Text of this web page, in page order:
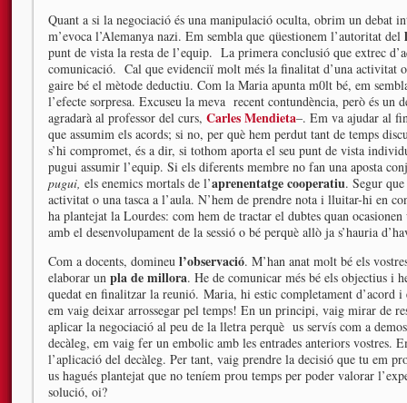
Quant a si la negociació és una manipulació oculta, obrim un debat
m’evoca l’Alemanya nazi. Em sembla que qüestionem l’autoritat del
punt de vista la resta de l’equip. La primera conclusió que extrec
comunicació. Cal que evidenciï molt més la finalitat d’una activitat
gaire bé el mètode deductiu. Com la Maria apunta m0lt bé, em
l’efecte sorpresa. Excuseu la meva recent contundència, però és un
agradarà al professor del curs, Carles Mendieta–. Em va ajudar al
que assumim els acords; si no, per què hem perdut tant de temps
s’hi compromet, és a dir, si tothom aporta el seu punt de vista
pugui assumir l’equip. Si els diferents membre no fan una aposta
pugui, els enemics mortals de l’aprenentatge cooperatiu. Segur
activitat o una tasca a l’aula. N’hem de prendre nota i lluitar-hi en
ha plantejat la Lourdes: com hem de tractar el dubtes quan
amb el desenvolupament de la sessió o bé perquè allò ja s’hauria
Com a docents, domineu l’observació. M’han anat molt bé els
elaborar un pla de millora. He de comunicar més bé els objectius i
quedat en finalitzar la reunió. Maria, hi estic completament d’acord
em vaig deixar arrossegar pel temps! En un principi, vaig mirar de
aplicar la negociació al peu de la lletra perquè us servís com a
decàleg, em vaig fer un embolic amb les entrades anteriors vostres.
l’aplicació del decàleg. Per tant, vaig prendre la decisió que tu em
us hagués plantejat que no teníem prou temps per poder valorar
solució, oi?